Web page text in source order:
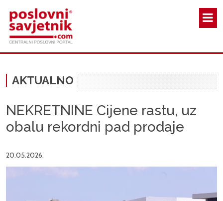
AKTUALNO
NEKRETNINE Cijene rastu, uz
obalu rekordni pad prodaje
20.05.2026.